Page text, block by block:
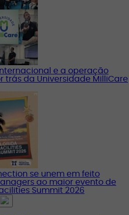
e a operação
trás da Universidade MilliCare
se unem em feito
ao maior evento de
Summit 2026